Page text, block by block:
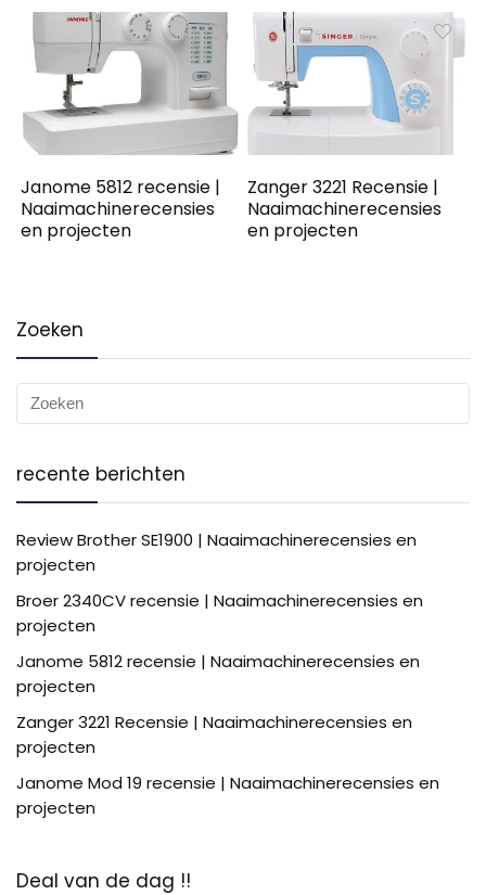
Janome 5812 recensie |
Naaimachinerecensies
en projecten
Zanger 3221 Recensie |
Naaimachinerecensies
en projecten
Zoeken
recente berichten
Review Brother SE1900 | Naaimachinerecensies en
projecten
Broer 2340CV recensie | Naaimachinerecensies en
projecten
Janome 5812 recensie | Naaimachinerecensies en
projecten
Zanger 3221 Recensie | Naaimachinerecensies en
projecten
Janome Mod 19 recensie | Naaimachinerecensies en
projecten
Deal van de dag !!